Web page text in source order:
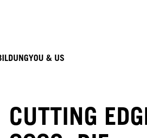
YOU & US
CUTTING